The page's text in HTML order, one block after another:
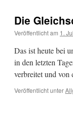
Die
Veröffentlicht am 1.
Das ist heute bei
in den letzten
verbreitet und
Veröffentlicht unter